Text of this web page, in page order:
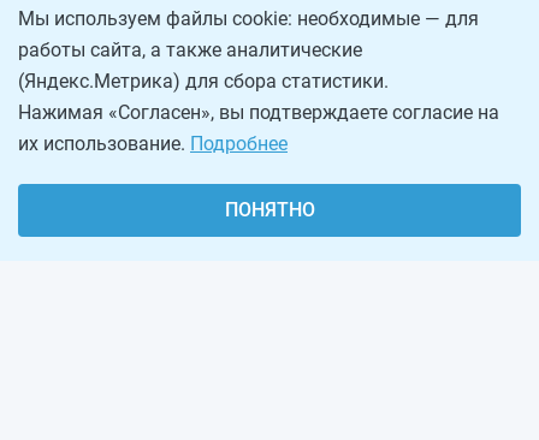
Мы используем файлы cookie: необходимые — для
работы сайта, а также аналитические
(Яндекс.Метрика) для сбора статистики.
Нажимая «Согласен», вы подтверждаете согласие на
их использование. Подробнее
ПОНЯТНО